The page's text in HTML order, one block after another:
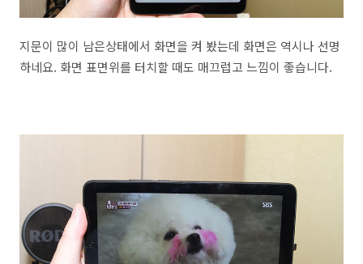
지문이 많이 남은상태에서 화면을 켜 봤는데 화면은 역시나 선명
하네요. 화면 표면위를 터치할 때도 매끄럽고 느낌이 좋습니다.